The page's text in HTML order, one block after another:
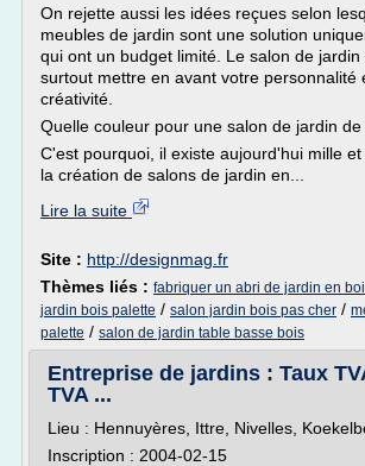
On rejette aussi les idées reçues selon
meubles de jardin sont une solution
qui ont un budget limité. Le salon de
surtout mettre en avant votre personnalité
créativité.
Quelle couleur pour une salon de jardin
C'est pourquoi, il existe aujourd'hui mille
la création de salons de jardin en...
Lire la suite
Site : http://designmag.fr
Thèmes liés : fabriquer un abri de jardin en
jardin bois palette / salon jardin bois pas cher /
palette / salon de jardin table basse bois
Entreprise de jardins : Taux
TVA ...
Lieu : Hennuyères, Ittre, Nivelles,
Inscription : 2004-02-15